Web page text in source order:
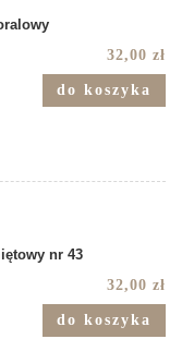
32,00 zł
do koszyka
nr 43
32,00 zł
do koszyka